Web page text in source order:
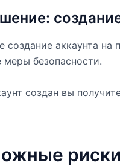
создание аккаунта
меры безопасности.
создан вы